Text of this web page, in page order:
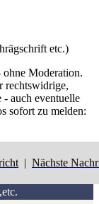
etc.)
Moderation.
rechtswidrige,
auch eventuelle
sofort zu melden:
| Nächste